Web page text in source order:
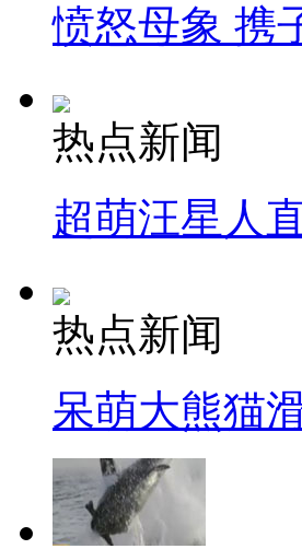
愤怒母象 携
热点新闻
超萌汪星人
热点新闻
呆萌大熊猫